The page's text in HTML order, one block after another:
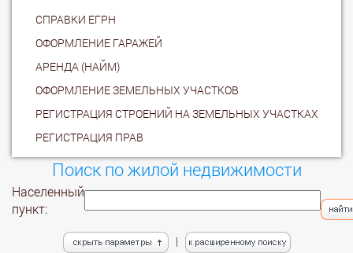
СПРАВКИ ЕГРН
ОФОРМЛЕНИЕ ГАРАЖЕЙ
АРЕНДА (НАЙМ)
ОФОРМЛЕНИЕ ЗЕМЕЛЬНЫХ УЧАСТКОВ
РЕГИСТРАЦИЯ СТРОЕНИЙ НА ЗЕМЕЛЬНЫХ УЧАСТКАХ
РЕГИСТРАЦИЯ ПРАВ
Поиск по жилой недвижимости
Населенный
пункт:
|